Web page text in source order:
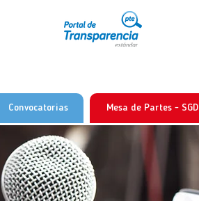
Convocatorias Mesa de Partes - SGD